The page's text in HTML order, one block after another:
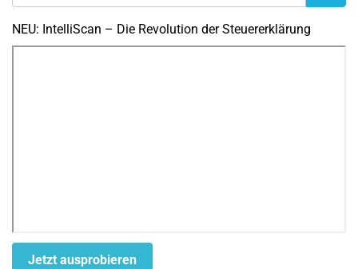
NEU: IntelliScan – Die Revolution der Steuererklärung
Jetzt ausprobieren